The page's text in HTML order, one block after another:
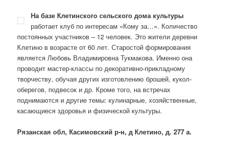
На базе Клетинского сельского дома культуры
работает клуб по интересам «Кому за…». Количество
постоянных участников – 12 человек. Это жители деревни
Клетино в возрасте от 60 лет. Старостой формирования
является Любовь Владимировна Тукмакова. Именно она
проводит мастер-классы по декоративно-прикладному
творчеству, обучая других изготовлению брошей, кукол-
оберегов, подвесок и др. Кроме того, на встречах
поднимаются и другие темы: кулинарные, хозяйственные,
касающиеся здоровья и физической культуры.
Рязанская обл, Касимовский р-н, д Клетино, д. 277 а.